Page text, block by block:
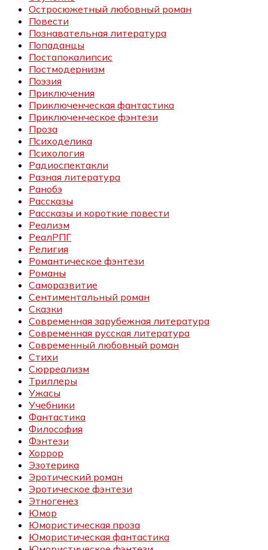
Остросюжетный любовный роман
Повести
Познавательная литература
Попаданцы
Постапокалипсис
Постмодернизм
Поэзия
Приключения
Приключенческая фантастика
Приключенческое фэнтези
Проза
Психоделика
Психология
Радиоспектакли
Разная литература
Ранобэ
Рассказы
Рассказы и короткие повести
Реализм
РеалРПГ
Религия
Романтическое фэнтези
Романы
Саморазвитие
Сентиментальный роман
Сказки
Современная зарубежная литература
Современная русская литература
Современный любовный роман
Стихи
Сюрреализм
Триллеры
Ужасы
Учебники
Фантастика
Философия
Фэнтези
Хоррор
Эзотерика
Эротический роман
Эротическое фэнтези
Этногенез
Юмор
Юмористическая проза
Юмористическая фантастика